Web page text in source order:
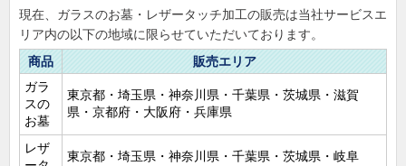
お客様の墓参に合わせ相
応しい機能をご提案しま
す。
（画像は蓋付き花入れ）
デザイン・石材加工
のご提案
墓石加工提案
現在、ガラスのお墓・レザータッチ加工の販売は当社サービスエ
リア内の以下の地域に限らせていただいております。
商品
販売エリア
ガラ
スの
お墓
東京都・埼玉県・神奈川県・千葉県・茨城県・滋賀
県・京都府・大阪府・兵庫県
レザ
東京都・埼玉県・神奈川県・千葉県・茨城県・岐阜